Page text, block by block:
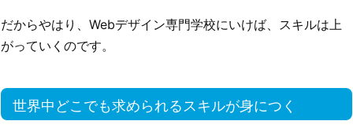
だからやはり、Webデザイン専門学校にいけば、スキルは上
がっていくのです。
世界中どこでも求められるスキルが身につく